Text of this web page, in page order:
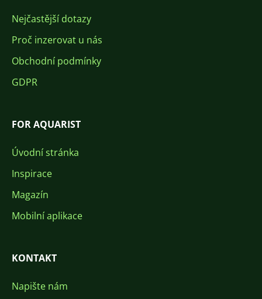
Nejčastější dotazy
Proč inzerovat u nás
Obchodní podmínky
GDPR
FOR AQUARIST
Úvodní stránka
Inspirace
Magazín
Mobilní aplikace
KONTAKT
Napište nám